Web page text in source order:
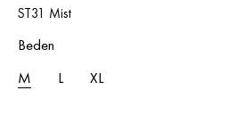
ST31 Mist
Beden
M
L XL